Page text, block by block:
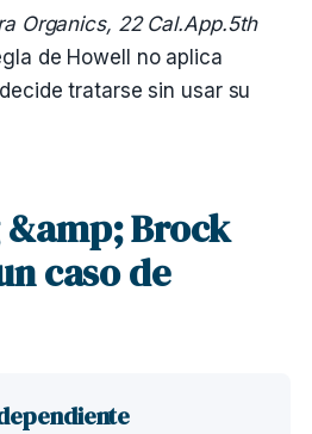
Organics, 22 Cal.App.5th
de Howell no aplica
tratarse sin usar su
&amp; Brock
caso de